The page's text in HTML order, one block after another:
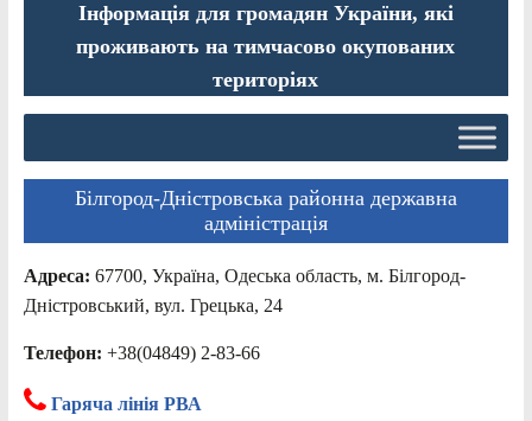
Інформація для громадян України, які
проживають на тимчасово окупованих
територіях
Білгород-Дністровська районна державна
адміністрація
Адреса: 67700, Україна, Одеська область, м. Білгород-
Дністровський, вул. Грецька, 24
Телефон: +38(04849) 2-83-66
Гаряча лінія РВА